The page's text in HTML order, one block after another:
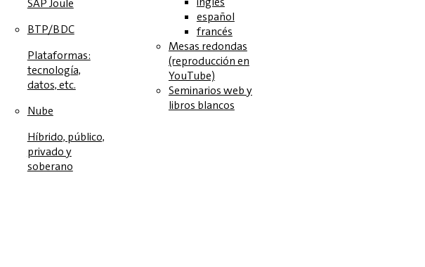
SAP Joule
BTP/BDC
Plataformas:
tecnología,
datos, etc.
Nube
Híbrido, público,
privado y
soberano
español
francés
Mesas redondas
(reproducción en
YouTube)
Seminarios web y
libros blancos